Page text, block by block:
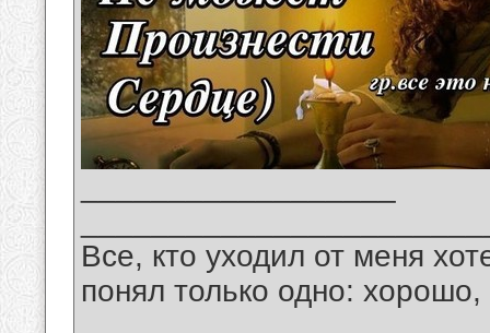
Все, кто уходил от меня
понял только одно: